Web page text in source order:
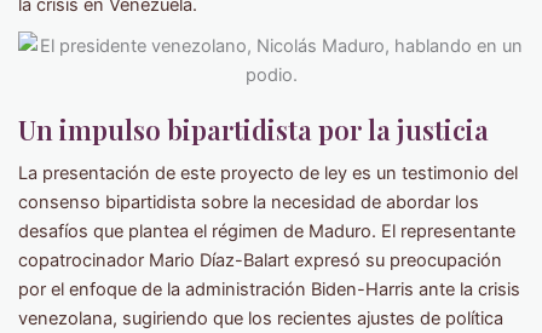
la crisis en Venezuela.
Un impulso bipartidista por la justicia
La presentación de este proyecto de ley es un testimonio del
consenso bipartidista sobre la necesidad de abordar los
desafíos que plantea el régimen de Maduro. El representante
copatrocinador Mario Díaz-Balart expresó su preocupación
por el enfoque de la administración Biden-Harris ante la crisis
venezolana, sugiriendo que los recientes ajustes de política